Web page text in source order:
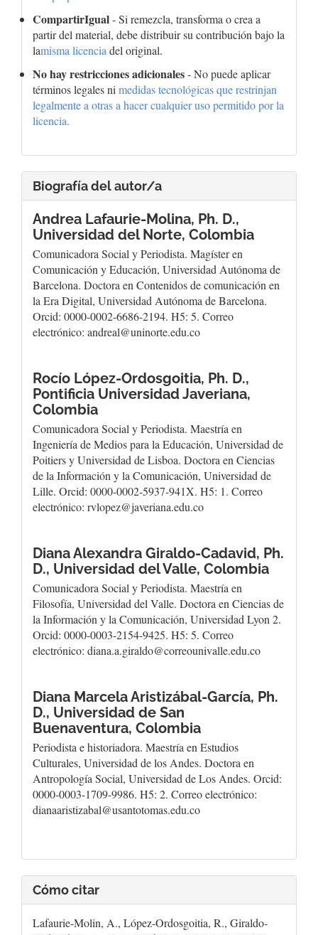
CompartirIgual- Si remezcla, transforma o crea a
partir del material, debe distribuir su contribución bajo la
lamisma licencia del original.
No hay restricciones adicionales- No puede aplicar
términos legales ni medidas tecnológicas que restrinjan
legalmente a otras a hacer cualquier uso permitido por la
licencia.
Biografía del autor/a
Andrea Lafaurie-Molina, Ph. D.,
Universidad del Norte, Colombia
Comunicadora Social y Periodista. Magíster en
Comunicación y Educación, Universidad Autónoma de
Barcelona. Doctora en Contenidos de comunicación en
la Era Digital, Universidad Autónoma de Barcelona.
Orcid: 0000-0002-6686-2194. H5: 5. Correo
electrónico: andreal@uninorte.edu.co
Rocío López-Ordosgoitia, Ph. D.,
Pontificia Universidad Javeriana,
Colombia
Comunicadora Social y Periodista. Maestría en
Ingeniería de Medios para la Educación, Universidad de
Poitiers y Universidad de Lisboa. Doctora en Ciencias
de la Información y la Comunicación, Universidad de
Lille. Orcid: 0000-0002-5937-941X. H5: 1. Correo
electrónico: rvlopez@javeriana.edu.co
Diana Alexandra Giraldo-Cadavid, Ph.
D., Universidad del Valle, Colombia
Comunicadora Social y Periodista. Maestría en
Filosofía, Universidad del Valle. Doctora en Ciencias de
la Información y la Comunicación, Universidad Lyon 2.
Orcid: 0000-0003-2154-9425. H5: 5. Correo
electrónico: diana.a.giraldo@correounivalle.edu.co
Diana Marcela Aristizábal-García, Ph.
D., Universidad de San
Buenaventura, Colombia
Periodista e historiadora. Maestría en Estudios
Culturales, Universidad de los Andes. Doctora en
Antropología Social, Universidad de Los Andes. Orcid:
0000-0003-1709-9986. H5: 2. Correo electrónico:
dianaaristizabal@usantotomas.edu.co
Cómo citar
Lafaurie-Molin, A., López-Ordosgoitia, R., Giraldo-